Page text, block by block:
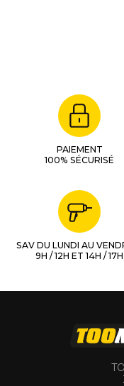
PAIEMENT
100% SÉCURISÉ
SAV DU LUNDI AU
9H / 12H ET 14H / 17H